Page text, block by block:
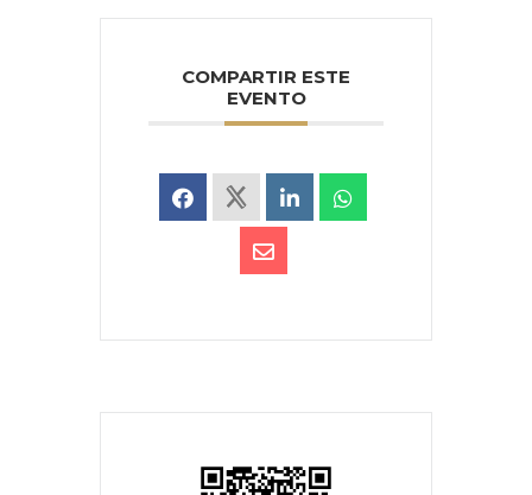
COMPARTIR ESTE
EVENTO